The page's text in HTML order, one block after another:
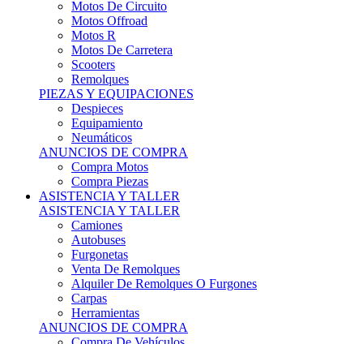
Motos R
Motos De Carretera
Scooters
Remolques
PIEZAS Y EQUIPACIONES
Despieces
Equipamiento
Neumáticos
ANUNCIOS DE COMPRA
Compra Motos
Compra Piezas
ASISTENCIA Y TALLER
ASISTENCIA Y TALLER
Camiones
Autobuses
Furgonetas
Venta De Remolques
Alquiler De Remolques O Furgones
Carpas
Herramientas
ANUNCIOS DE COMPRA
Compra De Vehículos
Compra De Herramientas